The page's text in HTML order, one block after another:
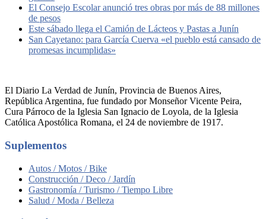
El Consejo Escolar anunció tres obras por más de 88 millones
de pesos
Este sábado llega el Camión de Lácteos y Pastas a Junín
San Cayetano: para García Cuerva «el pueblo está cansado de
promesas incumplidas»
El Diario La Verdad de Junín, Provincia de Buenos Aires,
República Argentina, fue fundado por Monseñor Vicente Peira,
Cura Párroco de la Iglesia San Ignacio de Loyola, de la Iglesia
Católica Apostólica Romana, el 24 de noviembre de 1917.
Suplementos
Autos / Motos / Bike
Construcción / Deco / Jardín
Gastronomía / Turismo / Tiempo Libre
Salud / Moda / Belleza